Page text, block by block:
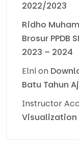
2022/2023
Ridho
Brosur PPDB
2023 – 2024
Elnion
Batu Tahun
Instructor
Visualization